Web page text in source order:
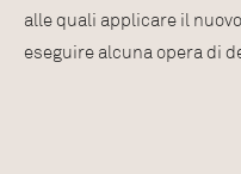
alle quali applicare il
eseguire alcuna opera di